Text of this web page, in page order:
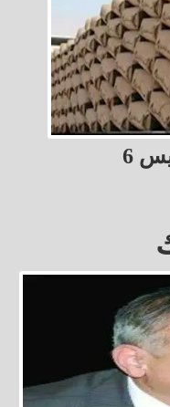
أسعار الأسمنت اليوم الخميس 6